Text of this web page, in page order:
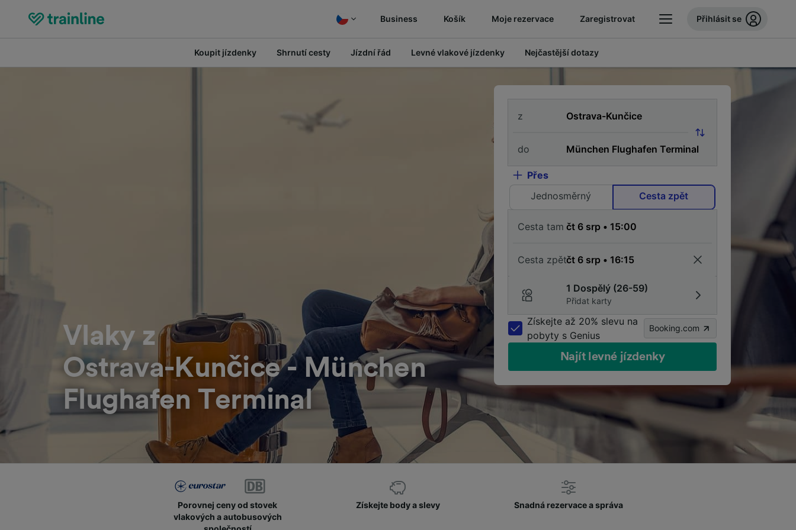
Business Košík Moje rezervace Zaregistrovat Přihlásit se
Koupit jízdenky Shrnutí cesty Jízdní řád Levné vlakové jízdenky Nejčastější dotazy
Vlaky z
Ostrava-Kunčice - München
Flughafen Terminal
z
do
Přes
Jednosměrný
Cesta zpět
Cesta tam
Cesta zpět
1 Dospělý (26-59)
Přidat karty
Získejte až 20% slevu na
pobyty s Genius
Booking.com
Najít levné jízdenky
Porovnej ceny od stovek
vlakových a autobusových
Získejte body a slevy Snadná rezervace a správa